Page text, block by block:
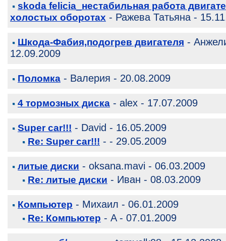
skoda felicia_нестабильная работа
холостых оборотах - Ражева Татьяна -
Шкода-Фабия,подогрев двигателя -
12.09.2009
Поломка - Валерия - 20.08.2009
4 тормозных диска - alex - 17.07.2009
Super car!!! - David - 16.05.2009
Re: Super car!!! - - 29.05.2009
литые диски - oksana.mavi - 06.03.2009
Re: литые диски - Иван - 08.03.2009
Компьютер - Михаил - 06.01.2009
Re: Компьютер - A - 07.01.2009